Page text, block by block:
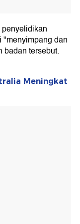
dan
badan tersebut.
Meningkat